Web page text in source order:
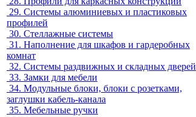
29. Системы алюминиевых и пластиковых
профилей
30. Стеллажные системы
31. Наполнение для шкафов и гардеробных
комнат
32. Системы раздвижных и складных дверей
33. Замки для мебели
34. Модульные блоки, блоки с розетками,
заглушки кабель-канала
35. Мебельные ручки